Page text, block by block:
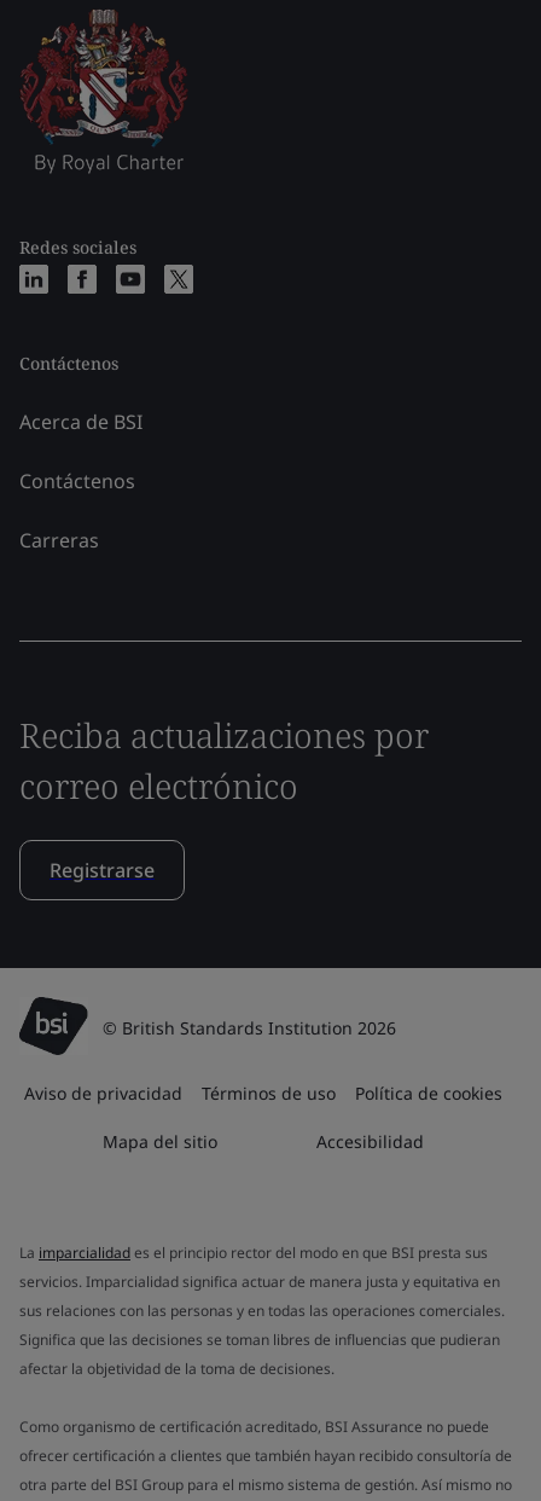
Redes sociales
Contáctenos
Acerca de BSI
Contáctenos
Carreras
Reciba actualizaciones por
correo electrónico
Registrarse
© British Standards Institution 2026
Aviso de privacidad Términos de uso Política de cookies
Mapa del sitio Accesibilidad
La imparcialidades el principio rector del modo en que BSI presta sus
servicios. Imparcialidad significa actuar de manera justa y equitativa en
sus relaciones con las personas y en todas las operaciones comerciales.
Significa que las decisiones se toman libres de influencias que pudieran
afectar la objetividad de la toma de decisiones.
Como organismo de certificación acreditado, BSI Assurance no puede
ofrecer certificación a clientes que también hayan recibido consultoría de
otra parte del BSI Group para el mismo sistema de gestión. Así mismo no